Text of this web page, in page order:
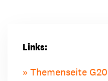
Links:
Themenseite G20